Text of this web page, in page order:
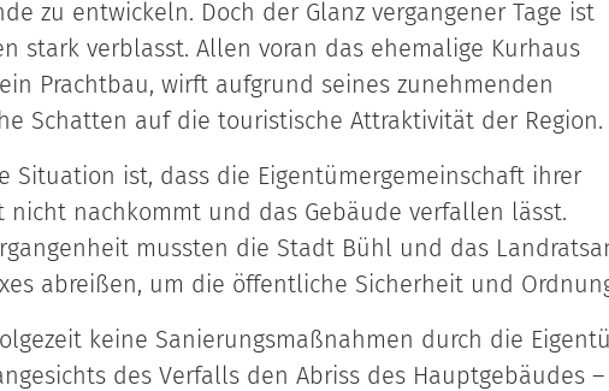
zu entwickeln. Doch der Glanz vergangener Tage ist
stark verblasst. Allen voran das ehemalige Kurhaus
Prachtbau, wirft aufgrund seines zunehmenden
Schatten auf die touristische Attraktivität der Region.
Situation ist, dass die Eigentümergemeinschaft ihrer
nicht nachkommt und das Gebäude verfallen lässt.
mussten die Stadt Bühl und das
abreißen, um die öffentliche Sicherheit und
keine Sanierungsmaßnahmen durch die
des Verfalls den Abriss des Hauptgebäudes